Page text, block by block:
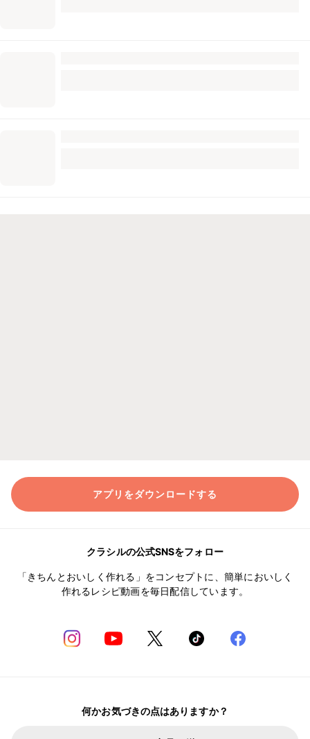
アプリをダウンロードする
クラシルの公式SNSをフォロー
「きちんとおいしく作れる」をコンセプトに、簡単においしく
作れるレシピ動画を毎日配信しています。
何かお気づきの点はありますか？